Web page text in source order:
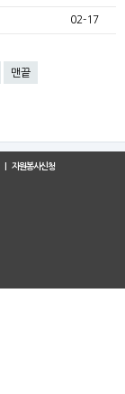
02-17
맨끝
|자원봉사신청